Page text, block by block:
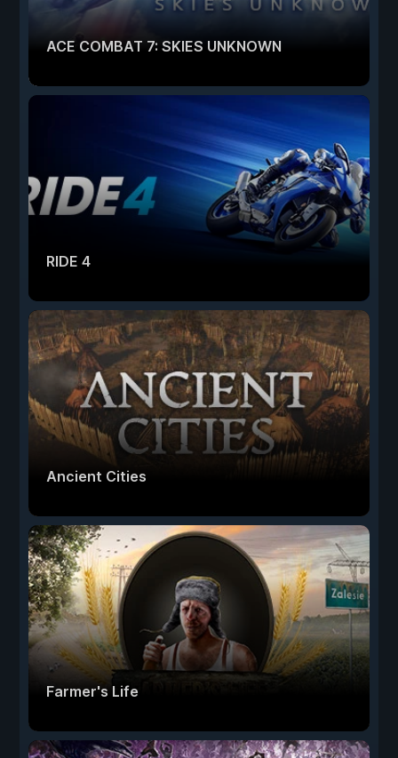
ACE COMBAT 7: SKIES UNKNOWN
RIDE 4
Ancient Cities
Farmer's Life